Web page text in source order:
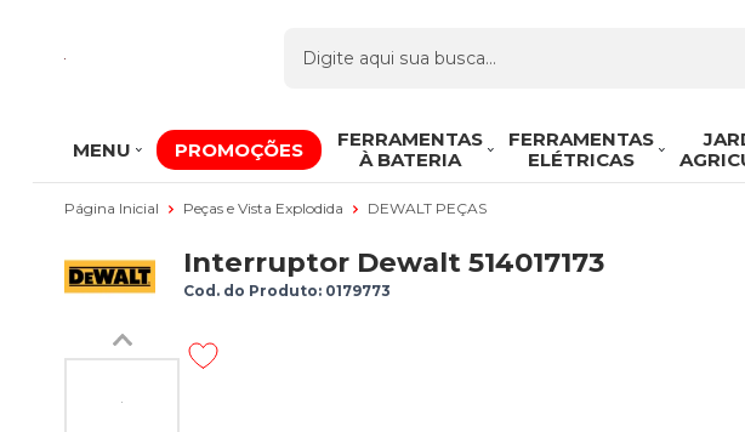
MENU PROMOÇÕES
FERRAMENTAS
À BATERIA
FERRAMENTAS
ELÉTRICAS
Página Inicial Peças e Vista Explodida DEWALT PEÇAS
Interruptor Dewalt 514017173
Cod. do Produto: 0179773